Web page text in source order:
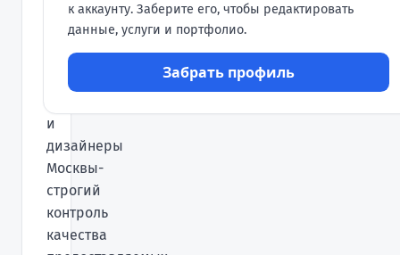
только
самые
лучшие
и
дизайнеры
Москвы-
строгий
контроль
качества
к аккаунту. Заберите его, чтобы редактировать
данные, услуги и портфолио.
Забрать профиль